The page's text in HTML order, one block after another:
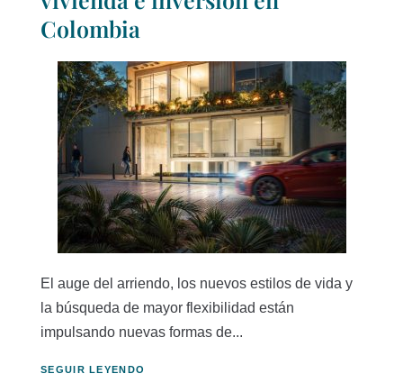
Colombia
El auge del arriendo, los nuevos estilos de vida y
la búsqueda de mayor flexibilidad están
impulsando nuevas formas de...
SEGUIR LEYENDO